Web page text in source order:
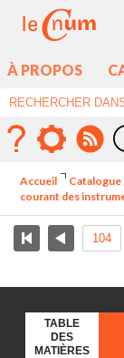
À PROPOS
Accueil Catalogue
courant des
TABLE
DES
MATIÈRES